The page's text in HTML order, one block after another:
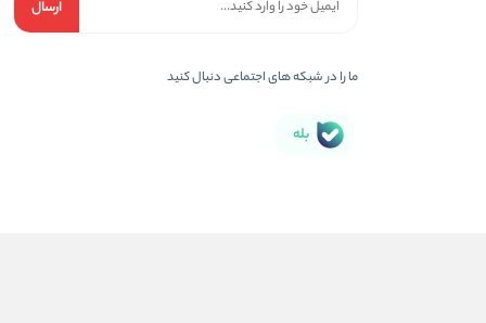
ارسال
ما را در شبکه های اجتماعی دنبال کنید
بله